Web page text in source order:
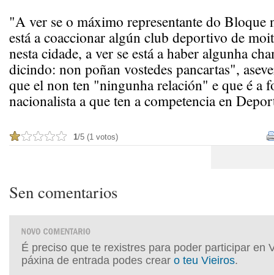
"A ver se o máximo representante do Bloque
está a coaccionar algún club deportivo de
nesta cidade, a ver se está a haber algunha
dicindo: non poñan vostedes pancartas",
que el non ten "ningunha relación" e que é a
nacionalista a que ten a competencia en
1/5 (1 votos)
Sen comentarios
É preciso que te rexistres para poder participar en
páxina de entrada podes crear o teu Vieiros.